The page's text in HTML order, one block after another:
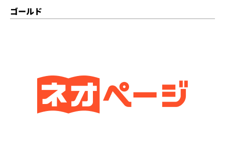
ゴールド